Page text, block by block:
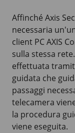
Affinché Axis
necessaria
client PC AXIS
sulla stessa
effettuata
guidata che
passaggi
telecamera
la procedura
viene eseguita.